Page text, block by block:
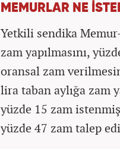
MEMURLAR NE
Yetkili sendika
zam yapılmasını,
oransal zam
lira taban aylığa zam
yüzde 15 zam
yüzde 47 zam talep